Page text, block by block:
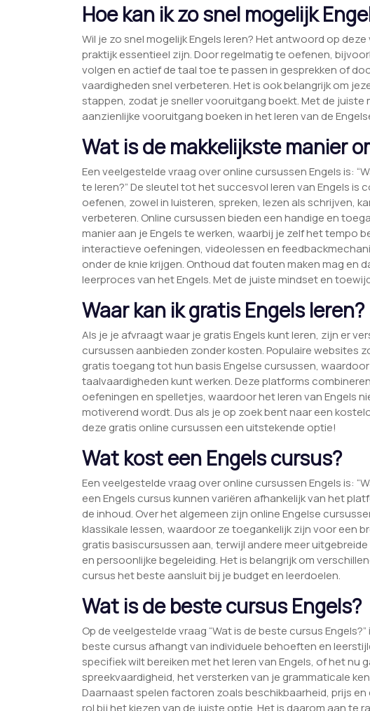
Hoe kan ik zo snel mogelijk
Wil je zo snel mogelijk Engels leren? Het antwoord op
praktijk essentieel zijn. Door regelmatig te oefenen,
volgen en actief de taal toe te passen in gesprekken of
vaardigheden snel verbeteren. Het is ook belangrijk om
stappen, zodat je sneller vooruitgang boekt. Met de
aanzienlijke vooruitgang boeken in het leren van de
Wat is de makkelijkste manier
Een veelgestelde vraag over online cursussen Engels is:
te leren?” De sleutel tot het succesvol leren van Engels is
oefenen, zowel in luisteren, spreken, lezen als schrijven,
verbeteren. Online cursussen bieden een handige en
manier aan je Engels te werken, waarbij je zelf het tempo
interactieve oefeningen, videolessen en
onder de knie krijgen. Onthoud dat fouten maken mag en
leerproces van het Engels. Met de juiste mindset en
Waar kan ik gratis Engels leren?
Als je je afvraagt waar je gratis Engels kunt leren, zijn er
cursussen aanbieden zonder kosten. Populaire websites
gratis toegang tot hun basis Engelse cursussen,
taalvaardigheden kunt werken. Deze platforms
oefeningen en spelletjes, waardoor het leren van Engels
motiverend wordt. Dus als je op zoek bent naar een
deze gratis online cursussen een uitstekende optie!
Wat kost een Engels cursus?
Een veelgestelde vraag over online cursussen Engels is:
een Engels cursus kunnen variëren afhankelijk van het
de inhoud. Over het algemeen zijn online Engelse
klassikale lessen, waardoor ze toegankelijk zijn voor een
gratis basiscursussen aan, terwijl andere meer
en persoonlijke begeleiding. Het is belangrijk om
cursus het beste aansluit bij je budget en leerdoelen.
Wat is de beste cursus Engels?
Op de veelgestelde vraag “Wat is de beste cursus
beste cursus afhangt van individuele behoeften en
specifiek wilt bereiken met het leren van Engels, of het nu
spreekvaardigheid, het versterken van je grammaticale
Daarnaast spelen factoren zoals beschikbaarheid, prijs
rol bij het kiezen van de juiste optie. Het is daarom aan te